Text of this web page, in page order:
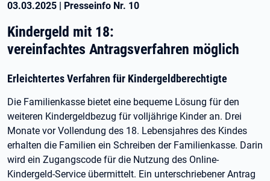
03.03.2025 | Presseinfo Nr. 10
Kindergeld mit 18:
vereinfachtes Antragsverfahren möglich
Erleichtertes Verfahren für Kindergeldberechtigte
Die Familienkasse bietet eine bequeme Lösung für den
weiteren Kindergeldbezug für volljährige Kinder an. Drei
Monate vor Vollendung des 18. Lebensjahres des Kindes
erhalten die Familien ein Schreiben der Familienkasse. Darin
wird ein Zugangscode für die Nutzung des Online-
Kindergeld-Service übermittelt. Ein unterschriebener Antrag